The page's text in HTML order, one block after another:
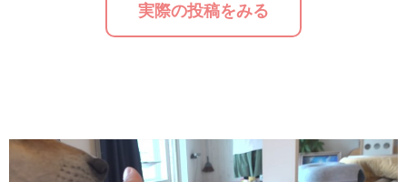
実際の投稿をみる